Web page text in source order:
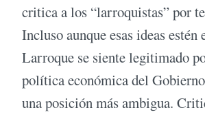
critica a los “larroquistas” por
Incluso aunque esas ideas
Larroque se siente legitimado
política económica del
una posición más ambigua.